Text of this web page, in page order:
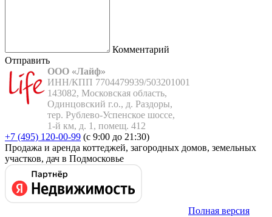
Комментарий
Отправить
ООО «Лайф»
ИНН/КПП 7704479939/503201001
143082, Московская область,
Одинцовский г.о., д. Раздоры,
тер. Рублево-Успенское шоссе,
1-й км, д. 1, помещ. 412
+7 (495) 120-00-99 (с 9:00 до 21:30)
Продажа и аренда коттеджей, загородных домов, земельных
участков, дач в Подмосковье
Полная версия